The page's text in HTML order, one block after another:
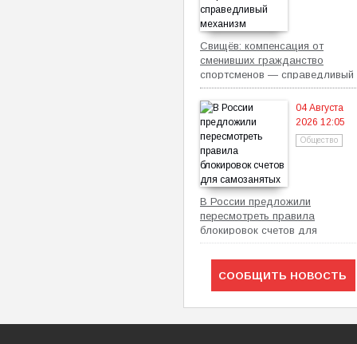
Свищёв: компенсация от
сменивших гражданство
спортсменов — справедливый
механизм
04 Августа
2026 12:05
Общество
В России предложили
пересмотреть правила
блокировок счетов для
самозанятых
СООБЩИТЬ НОВОСТЬ